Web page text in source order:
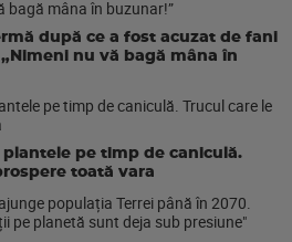
după ce a fost acuzat de fani
nu vă bagă mâna în
plantele pe timp de caniculă.
toată vara